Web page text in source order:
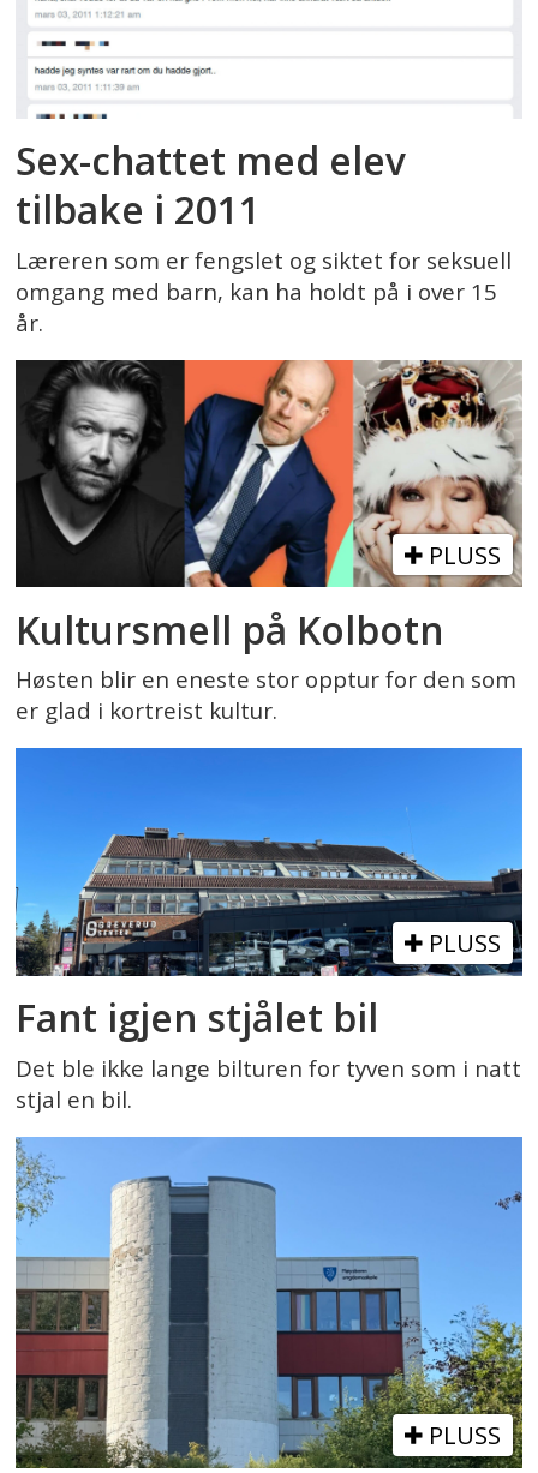
Sex-chattet med elev
tilbake i 2011
Læreren som er fengslet og siktet for seksuell
omgang med barn, kan ha holdt på i over 15
år.
PLUSS
Kultursmell på Kolbotn
Høsten blir en eneste stor opptur for den som
er glad i kortreist kultur.
PLUSS
Fant igjen stjålet bil
Det ble ikke lange bilturen for tyven som i natt
stjal en bil.
PLUSS